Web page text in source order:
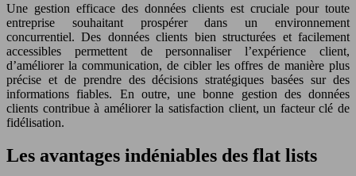
Une gestion efficace des données clients est cruciale pour toute
entreprise souhaitant prospérer dans un environnement
concurrentiel. Des données clients bien structurées et facilement
accessibles permettent de personnaliser l’expérience client,
d’améliorer la communication, de cibler les offres de manière plus
précise et de prendre des décisions stratégiques basées sur des
informations fiables. En outre, une bonne gestion des données
clients contribue à améliorer la satisfaction client, un facteur clé de
fidélisation.
Les avantages indéniables des flat lists